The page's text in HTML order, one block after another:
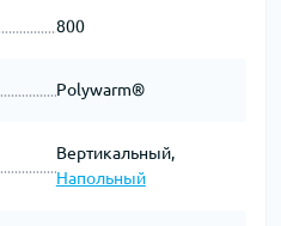
800
Polywarm®
Вертикальный,
Напольный